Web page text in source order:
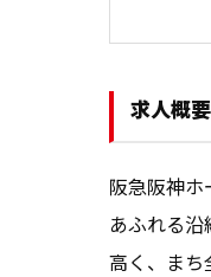
求人概要
阪急阪神
あふれる
高く、まち